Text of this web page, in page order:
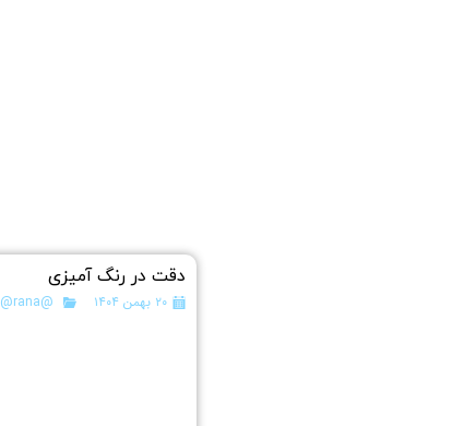
دقت در رنگ آمیزی
۲۰ بهمن ۱۴۰۴ @pishyek
@rana